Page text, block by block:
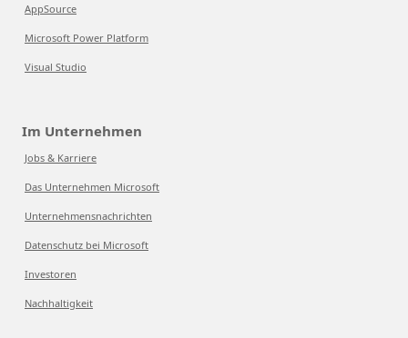
AppSource
Microsoft Power Platform
Visual Studio
Im Unternehmen
Jobs & Karriere
Das Unternehmen Microsoft
Unternehmensnachrichten
Datenschutz bei Microsoft
Investoren
Nachhaltigkeit